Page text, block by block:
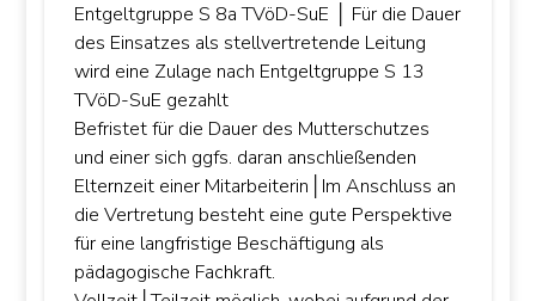
Entgeltgruppe S 8a TVöD-SuE │ Für die Dauer
des Einsatzes als stellvertretende Leitung
wird eine Zulage nach Entgeltgruppe S 13
TVöD-SuE gezahlt
Befristet für die Dauer des Mutterschutzes
und einer sich ggfs. daran anschließenden
Elternzeit einer Mitarbeiterin│Im Anschluss an
die Vertretung besteht eine gute Perspektive
für eine langfristige Beschäftigung als
pädagogische Fachkraft.